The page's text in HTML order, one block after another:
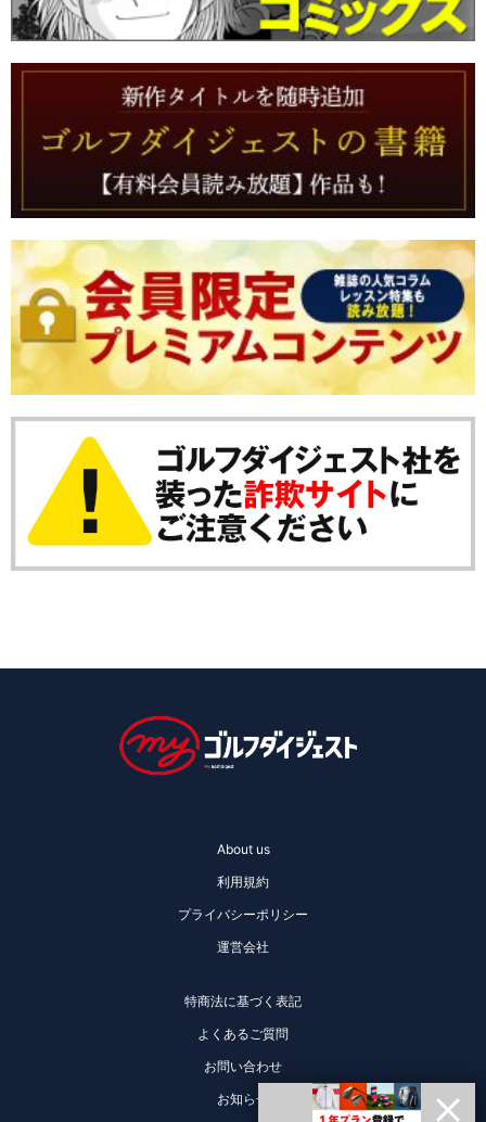
About us
利用規約
プライバシーポリシー
運営会社
特商法に基づく表記
よくあるご質問
お問い合わせ
お知らせ